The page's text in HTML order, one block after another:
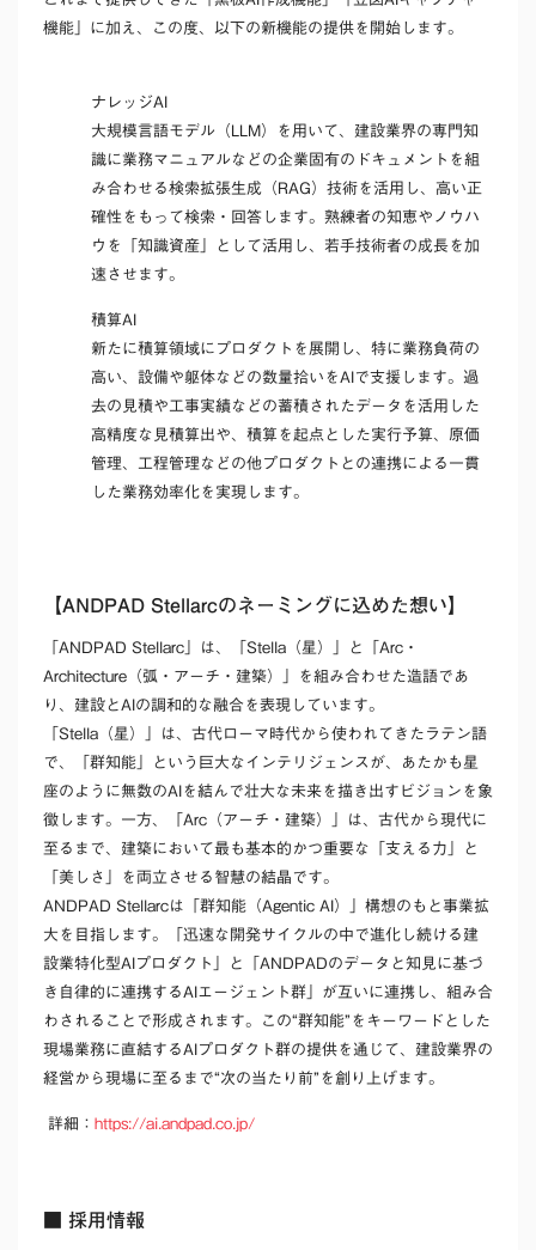
機能」に加え、この度、以下の新機能の提供を開始します。
ナレッジAI
大規模言語モデル（LLM）を用いて、建設業界の専門知
識に業務マニュアルなどの企業固有のドキュメントを組
み合わせる検索拡張生成（RAG）技術を活用し、高い正
確性をもって検索・回答します。熟練者の知恵やノウハ
ウを「知識資産」として活用し、若手技術者の成長を加
速させます。
積算AI
新たに積算領域にプロダクトを展開し、特に業務負荷の
高い、設備や躯体などの数量拾いをAIで支援します。過
去の見積や工事実績などの蓄積されたデータを活用した
高精度な見積算出や、積算を起点とした実行予算、原価
管理、工程管理などの他プロダクトとの連携による一貫
した業務効率化を実現します。
【ANDPAD Stellarcのネーミングに込めた想い】
「ANDPAD Stellarc」は、「Stella（星）」と「Arc・
Architecture（弧・アーチ・建築）」を組み合わせた造語であ
り、建設とAIの調和的な融合を表現しています。
「Stella（星）」は、古代ローマ時代から使われてきたラテン語
で、「群知能」という巨大なインテリジェンスが、あたかも星
座のように無数のAIを結んで壮大な未来を描き出すビジョンを象
徴します。一方、「Arc（アーチ・建築）」は、古代から現代に
至るまで、建築において最も基本的かつ重要な「支える力」と
「美しさ」を両立させる智慧の結晶です。
ANDPAD Stellarcは「群知能（Agentic AI）」構想のもと事業拡
大を目指します。「迅速な開発サイクルの中で進化し続ける建
設業特化型AIプロダクト」と「ANDPADのデータと知見に基づ
き自律的に連携するAIエージェント群」が互いに連携し、組み合
わされることで形成されます。この“群知能”をキーワードとした
現場業務に直結するAIプロダクト群の提供を通じて、建設業界の
経営から現場に至るまで“次の当たり前”を創り上げます。
詳細： https://ai.andpad.co.jp/
■ 採用情報